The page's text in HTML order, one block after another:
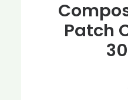
Patch